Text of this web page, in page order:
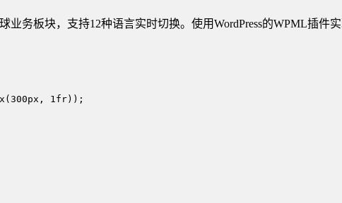
业务板块，支持12种语言实时切换。使用WordPress的WPML插件
1fr));